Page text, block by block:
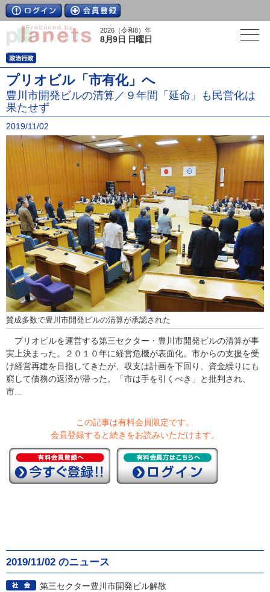
2026（令和8）年
8月9日 日曜日
プリオビル「市有化」へ
豊川市開発ビルの清算／９年間「延命」も民営化は
果たせず
2019/11/02
賛成多数で豊川市開発ビルの清算が承認された
プリオビルを運営する第三セクター・豊川市開発ビルの清算が事
実上決まった。２０１０年に経営危機が表面化。市からの支援を受
け経営再建を目指してきたが、収支は計画を下回り、資金繰りにも
窮して債務の返済が滞った。「市は手を引くべき」と批判され、
市...
この記事は有料会員限定です。
会員登録すると続きをお読みいただけます。
2019/11/02 のニュース
第三セクター豊川市開発ビル解散